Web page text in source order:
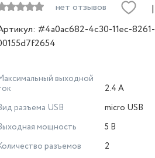
нет отзывов
#4a0ac682-4c30-11ec-8261-
выходной
2.4 А
разъема USB
micro USB
мощность
5 В
разъемов
2